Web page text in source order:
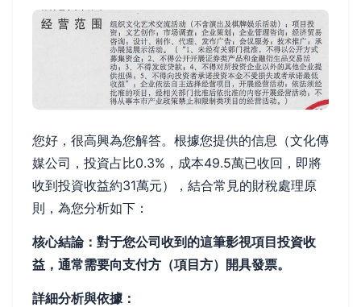
您好，很高興為您解答。根據您提供的信息（文化傳
媒公司，投資占比0.3%，成本49.5萬已收回，即將
收到投資收益約31萬元），結合常見的財稅處理原
則，為您分析如下：
核心結論：對于您公司收到的這筆影視項目投資收
益，通常需要向支付方（項目方）開具發票。
詳細分析與依據：